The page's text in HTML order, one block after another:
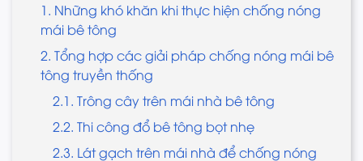
1. Những khó khăn khi thực hiện chống nóng
mái bê tông
2. Tổng hợp các giải pháp chống nóng mái bê
tông truyền thống
2.1. Trông cây trên mái nhà bê tông
2.2. Thi công đổ bê tông bọt nhẹ
2.3. Lát gạch trên mái nhà để chống nóng